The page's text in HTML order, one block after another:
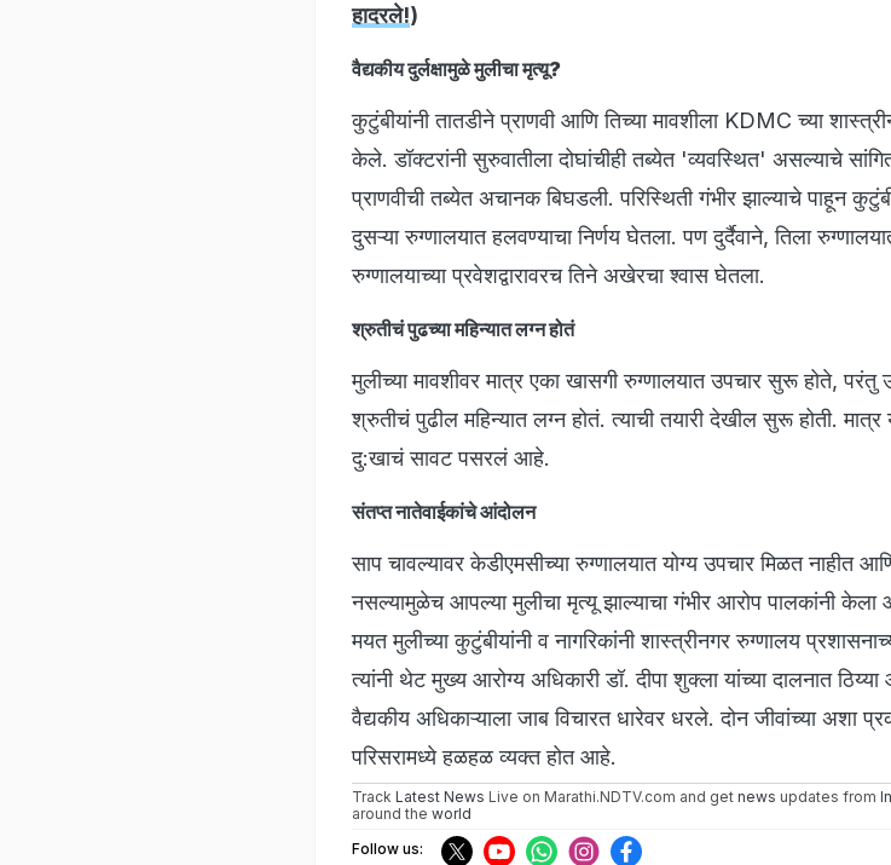
हादरले!)
वैद्यकीय दुर्लक्षामुळे मुलीचा मृत्यू?
कुटुंबीयांनी तातडीने प्राणवी आणि तिच्या मावशीला KDMC च्या
केले. डॉक्टरांनी सुरुवातीला दोघांचीही तब्येत 'व्यवस्थित' असल्याचे
प्राणवीची तब्येत अचानक बिघडली. परिस्थिती गंभीर झाल्याचे पाहून
दुसऱ्या रुग्णालयात हलवण्याचा निर्णय घेतला. पण दुर्दैवाने, तिला
रुग्णालयाच्या प्रवेशद्वारावरच तिने अखेरचा श्वास घेतला.
श्रुतीचं पुढच्या महिन्यात लग्न होतं
मुलीच्या मावशीवर मात्र एका खासगी रुग्णालयात उपचार सुरू होते, परंतु
श्रुतीचं पुढील महिन्यात लग्न होतं. त्याची तयारी देखील सुरू होती.
दु:खाचं सावट पसरलं आहे.
संतप्त नातेवाईकांचे आंदोलन
साप चावल्यावर केडीएमसीच्या रुग्णालयात योग्य उपचार मिळत नाहीत
नसल्यामुळेच आपल्या मुलीचा मृत्यू झाल्याचा गंभीर आरोप पालकांनी
मयत मुलीच्या कुटुंबीयांनी व नागरिकांनी शास्त्रीनगर रुग्णालय
त्यांनी थेट मुख्य आरोग्य अधिकारी डॉ. दीपा शुक्ला यांच्या दालनात
वैद्यकीय अधिकाऱ्याला जाब विचारत धारेवर धरले. दोन जीवांच्या अशा
परिसरामध्ये हळहळ व्यक्त होत आहे.
Track Latest News Live on Marathi.NDTV.com and get news updates from
around the world
Follow us: